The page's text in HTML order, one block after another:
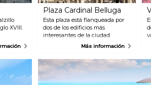
XVIII.
que es
usa en
por
Plaza Cardinal Belluga
Esta plaza está flanqueada por
dos de los edificios más
interesantes de la ciudad.
Enfrente tiene la impresionante
Episcopal, del siglo XVIII. La
construcción comenzó en el
torre alcanza los 90 metros.
Más información
y